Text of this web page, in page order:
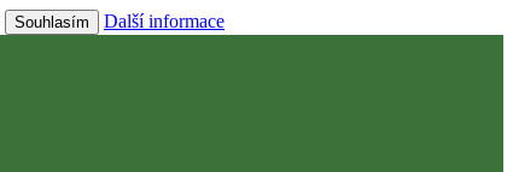
Souhlasím
Další informace